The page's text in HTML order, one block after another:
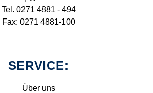
Tel. 0271 4881 - 494
Fax: 0271 4881-100
SERVICE:
Über uns